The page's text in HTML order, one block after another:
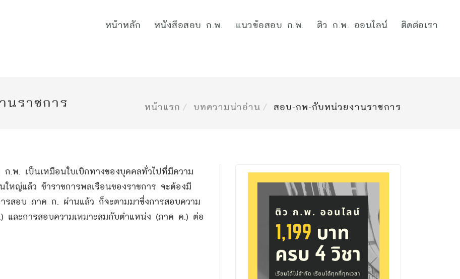
หน้าหลัก หนังสือสอบ ก.พ. แนวข้อสอบ ก.พ. ติว ก.พ. ออนไลน์ ติดต่อเรา
ราชการ หน้าแรก บทความน่าอ่าน สอบ-กพ-กับหน่วยงานราชการ
.พ. เป็นเหมือนใบเบิกทางของบุคคลทั่วไปที่มีความ
ใหญ่แล้ว ข้าราชการพลเรือนของราชการ จะต้องมี
สอบ ภาค ก. ผ่านแล้ว ก็จะตามมาซึ่งการสอบความ
และการสอบความเหมาะสมกับตำแหน่ง (ภาค ค.) ต่อ